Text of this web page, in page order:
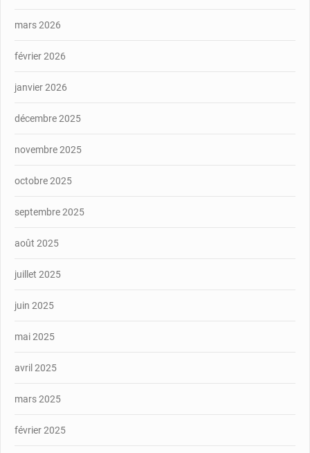
mars 2026
février 2026
janvier 2026
décembre 2025
novembre 2025
octobre 2025
septembre 2025
août 2025
juillet 2025
juin 2025
mai 2025
avril 2025
mars 2025
février 2025